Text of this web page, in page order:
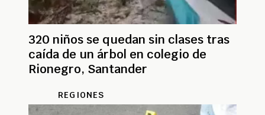
320 niños se quedan sin clases tras
caída de un árbol en colegio de
Rionegro, Santander
REGIONES